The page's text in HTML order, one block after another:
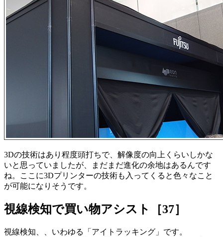
3Dの技術はあり程度頭打ちで、解像度の向上くらいしかな
いと思っていましたが、まだまだ進化の余地はあるんです
ね。ここに3Dプリンターの技術も入ってくると色々なこと
が可能になりそうです。
視線検知で買い物アシスト［37］
視線検知、、いわゆる「アイトラッキング」です。